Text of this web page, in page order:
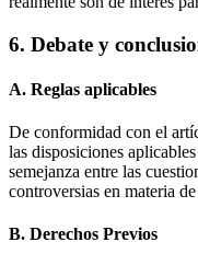
6. Debate y
A. Reglas aplicables
De conformidad con el
las disposiciones
semejanza entre las
controversias en materia
B. Derechos Previos